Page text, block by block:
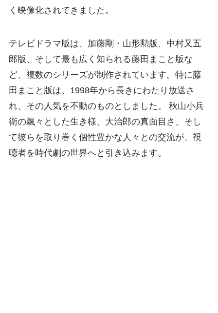
く映像化されてきました。
テレビドラマ版は、加藤剛・山形勲版、中村又五
郎版、そして最も広く知られる藤田まこと版な
ど、複数のシリーズが制作されています。特に藤
田まこと版は、1998年から長きにわたり放送さ
れ、その人気を不動のものとしました。 秋山小兵
衛の飄々とした生き様、大治郎の真面目さ、そし
て彼らを取り巻く個性豊かな人々との交流が、視
聴者を時代劇の世界へと引き込みます。